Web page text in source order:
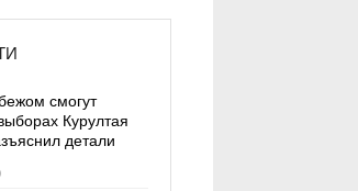
смогут
Курултая
детали